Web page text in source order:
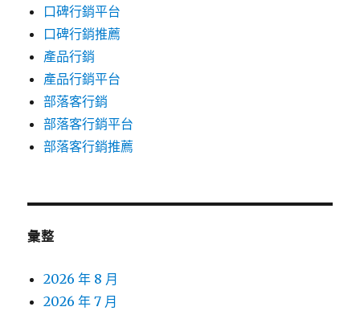
口碑行銷平台
口碑行銷推薦
產品行銷
產品行銷平台
部落客行銷
部落客行銷平台
部落客行銷推薦
彙整
2026 年 8 月
2026 年 7 月